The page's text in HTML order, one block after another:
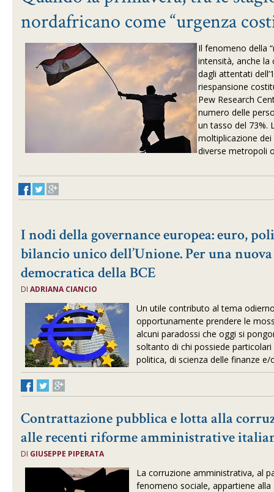
nordafricano come “urgenza
Il fenomeno della
intensità, anche
dagli attentati
riespansione
Pew Research
numero delle
un tasso del 73%.
moltiplicazione
diverse metropoli
I nodi della governance europea: euro,
bilancio unico dell’Unione. Per una
democratica della BCE
DIADRIANA CIANCIO
Un utile contributo al tema
opportunamente prendere le
alcuni paradossi che oggi si
soltanto di chi possiede
politica, di scienza delle finanze e/
Contrattazione pubblica e lotta alla
alle recenti riforme amministrative
DI GIUSEPPE PIPERATA
La corruzione amministrativa, al
fenomeno sociale, appartiene